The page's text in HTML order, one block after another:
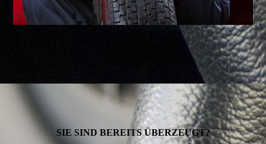
SIE SIND BEREITS ÜBERZEUGT?